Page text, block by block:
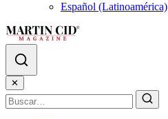
Español (Latinoamérica)
✕